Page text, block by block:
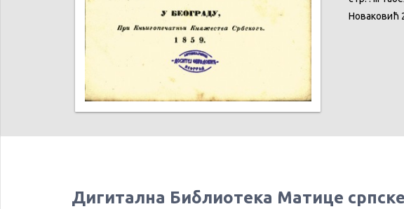
Новаковић
Дигитална Библиотека Матице српске